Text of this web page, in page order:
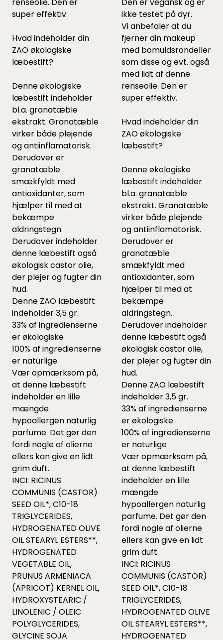
super effektiv.
Hvad indeholder din
ZAO økologiske
læbestift?
Denne økologiske
læbestift indeholder
bl.a. granatæble
ekstrakt. Granatæble
virker både plejende
og antiinflamatorisk.
Derudover er
granatæble
smækfyldt med
antioxidanter, som
hjælper til med at
bekæmpe
aldringstegn.
Derudover indeholder
denne læbestift også
økologisk castor olie,
der plejer og fugter din
hud.
Denne ZAO læbestift
indeholder 3,5 gr.
33% af ingredienserne
er økologiske
100% af ingredienserne
er naturlige
Vær opmærksom på,
at denne læbestift
indeholder en lille
mængde
hypoallergen naturlig
parfume. Det gør den
fordi nogle af olierne
ellers kan give en lidt
grim duft.
INCI: RICINUS
COMMUNIS (CASTOR)
SEED OIL*, C10-18
TRIGLYCERIDES,
HYDROGENATED OLIVE
OIL STEARYL ESTERS**,
HYDROGENATED
VEGETABLE OIL,
PRUNUS ARMENIACA
(APRICOT) KERNEL OIL,
HYDROXYSTEARIC /
LINOLENIC / OLEIC
POLYGLYCERIDES,
GLYCINE SOJA
ikke testet på dyr.
Vi anbefaler at du
fjerner din makeup
med bomuldsrondeller
somdisseog evt. også
med lidt af denne
renseolie. Den er
super effektiv.
Hvad indeholder din
ZAO økologiske
læbestift?
Denne økologiske
læbestift indeholder
bl.a. granatæble
ekstrakt. Granatæble
virker både plejende
og antiinflamatorisk.
Derudover er
granatæble
smækfyldt med
antioxidanter, som
hjælper til med at
bekæmpe
aldringstegn.
Derudover indeholder
denne læbestift også
økologisk castor olie,
der plejer og fugter din
hud.
Denne ZAO læbestift
indeholder 3,5 gr.
33% af ingredienserne
er økologiske
100% af ingredienserne
er naturlige
Vær opmærksom på,
at denne læbestift
indeholder en lille
mængde
hypoallergen naturlig
parfume. Det gør den
fordi nogle af olierne
ellers kan give en lidt
grim duft.
INCI: RICINUS
COMMUNIS (CASTOR)
SEED OIL*, C10-18
TRIGLYCERIDES,
HYDROGENATED OLIVE
OIL STEARYL ESTERS**,
HYDROGENATED